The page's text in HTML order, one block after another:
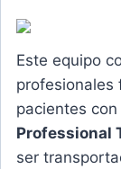
Este equipo
profesionales
pacientes
Professional
ser